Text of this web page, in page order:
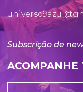
Subscrição de
ACOMPANHE